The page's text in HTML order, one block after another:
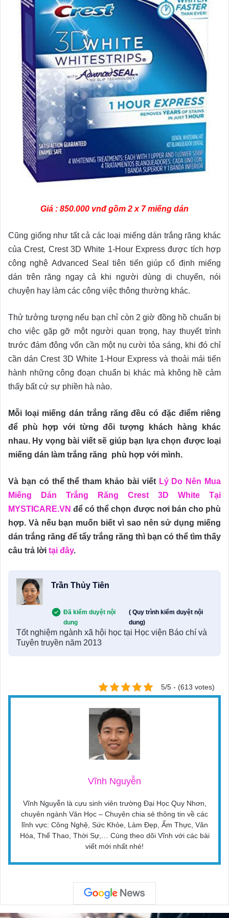
Giá : 850.000 vnđ gồm 2 x 7 miếng dán
Cũng giống như tất cả các loại miếng dán trắng răng khác
của Crest, Crest 3D White 1-Hour Express được tích hợp
công nghệ Advanced Seal tiên tiến giúp cố định miếng
dán trên răng ngay cả khi người dùng di chuyển, nói
chuyện hay làm các công việc thông thường khác.
Thử tưởng tượng nếu bạn chỉ còn 2 giờ đồng hồ chuẩn bị
cho việc gặp gỡ một người quan trọng, hay thuyết trình
trước đám đông vốn cần một nụ cười tỏa sáng, khi đó chỉ
cần dán Crest 3D White 1-Hour Express và thoải mái tiến
hành những công đoạn chuẩn bị khác mà không hề cảm
thấy bất cứ sự phiền hà nào.
Mỗi loại miếng dán trắng răng đều có đặc điểm riêng
để phù hợp với từng đối tượng khách hàng khác
nhau. Hy vọng bài viết sẽ giúp bạn lựa chọn được loại
miếng dán làm trắng răng phù hợp với mình.
Và bạn có thể thể tham khảo bài viết Lý Do Nên Mua
Miếng Dán Trắng Răng Crest 3D White Tại
MYSTICARE.VN để có thể chọn được nơi bán cho phù
hợp. Và nếu bạn muốn biết vì sao nên sử dụng miếng
dán trắng răng để tẩy trắng răng thì bạn có thể tìm thấy
câu trả lời tại đây.
Trần Thủy Tiên
Đã kiểm duyệt nội
dung
( Quy trình kiểm duyệt nội
dung)
Tốt nghiệm ngành xã hội học tại Học viện Báo chí và
Tuyên truyền năm 2013
5/5 - (613 votes)
Vĩnh Nguyễn
Vĩnh Nguyễn là cựu sinh viên trường Đại Học Quy Nhơn,
chuyên ngành Văn Học – Chuyên chia sẻ thông tin về các
lĩnh vực: Công Nghệ, Sức Khỏe, Làm Đẹp, Ẩm Thực, Văn
Hóa, Thể Thao, Thời Sự,… Cùng theo dõi Vĩnh với các bài
viết mới nhất nhé!